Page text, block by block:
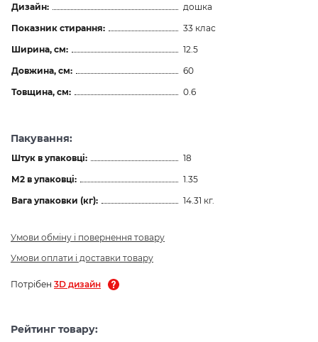
Дизайн:
дошка
Показник стирання:
33 клас
Ширина, см:
12.5
Довжина, см:
60
Товщина, см:
0.6
Пакування:
Штук в упаковці:
18
М2 в упаковці:
1.35
Вага упаковки (кг):
14.31 кг.
Умови обміну і повернення товару
Умови оплати і доставки товару
Потрібен 3D дизайн
Рейтинг товару: